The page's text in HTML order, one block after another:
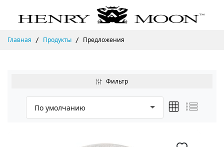
Главная Продукты Предложения
Фильтр